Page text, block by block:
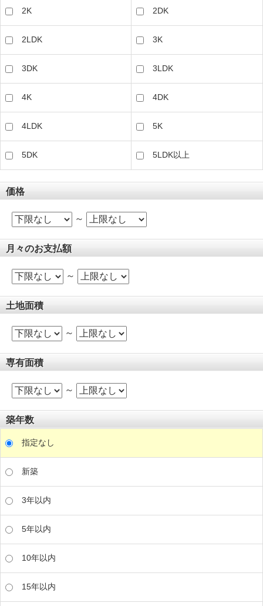
2K 2DK
2LDK 3K
3DK 3LDK
4K 4DK
4LDK 5K
5DK 5LDK以上
価格
～
月々のお支払額
～
土地面積
～
専有面積
～
築年数
指定なし
新築
3年以内
5年以内
10年以内
15年以内